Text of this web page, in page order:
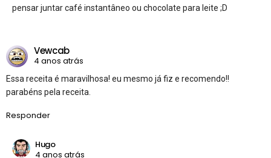
pensar juntar café instantâneo ou chocolate para leite ;D
Vewcab
4 anos atrás
Essa receita é maravilhosa! eu mesmo já fiz e recomendo!!
parabéns pela receita.
Responder
Hugo
4 anos atrás